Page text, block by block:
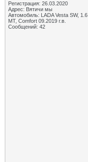
Регистрация: 26.03.2020
Адрес: Вятичи мы
Автомобиль: LADA Vesta SW, 1.6
MT, Comfort 09.2019 г.в.
Сообщений: 42